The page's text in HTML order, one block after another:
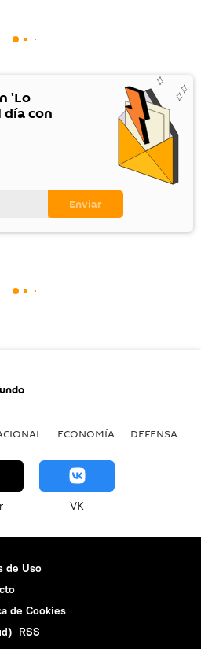
'Lo
con
ECONOMÍA DEFENSA
VK
de Uso
de Cookies
RSS